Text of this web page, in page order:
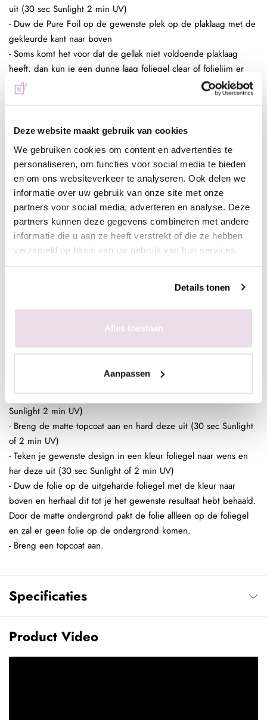
Deze website maakt gebruik van cookies
We gebruiken cookies om content en advertenties te
personaliseren, om functies voor social media te bieden
en om ons websiteverkeer te analyseren. Ook delen we
informatie over uw gebruik van onze site met onze
partners voor social media, adverteren en analyse. Deze
partners kunnen deze gegevens combineren met andere
informatie die u aan ze heeft verstrekt of die ze hebben
verzameld op basis van uw gebruik van hun services.
Details tonen
Alles toestaan
Aanpassen
uit (30 sec Sunlight 2 min UV)
- Duw de Pure Foil op de gewenste plek op de plaklaag met de
gekleurde kant naar boven
- Soms komt het voor dat de gellak niet voldoende plaklaag
heeft, dan kun je een dunne laag foliegel clear of folielijm er
tussen zetten.
- Trek de folie weer omhoog en herhaal dit tot je het resultaat
- Breng een topcoat aan over je design
Full color nagel folie:
- Bereid de (kunst)nagel voor zoals gebruikelijk
- Breng een laag Be Jeweled Gelpolish, Urban Nails Colorgel of
Urban Nails Pro&Go no wipe aan en hard deze uit (30 sec
Sunlight 2 min UV)
- Breng een dunne strijklaag foliegel clear aan en hard deze uit
(30 sec Sunlight, 2 min UV) of folielijm en laat deze aan de
lucht drogen tot het volledig transparant is
behaald. Door de sterke plaklaag van de foliegel zal de gehele
nagel mooi bedekt zijn. Ded gekleurde ondergrond is dan ook
geen must maar wel handig.
Nagel Folie Design:
- Breng een laag Be Jeweled Gelpolish, Urban Nails Colorgel of
Urban Nails Pro&Go no wipe aan en hard deze uit (30 sec
Sunlight 2 min UV)
- Breng de matte topcoat aan en hard deze uit (30 sec Sunlight
of 2 min UV)
- Teken je gewenste design in een kleur foliegel naar wens en
har deze uit (30 sec Sunlight of 2 min UV)
- Duw de folie op de uitgeharde foliegel met de kleur naar
boven en herhaal dit tot je het gewenste resultaat hebt behaald.
Door de matte ondergrond pakt de folie allleen op de foliegel
en zal er geen folie op de ondergrond komen.
- Breng een topcoat aan.
Specificaties
Product Video